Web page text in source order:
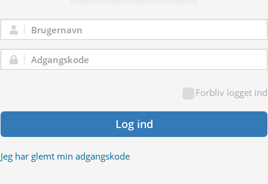
Brugernavn:
Adgangskode:
Forbliv logget ind
Log ind
Jeg har glemt min adgangskode